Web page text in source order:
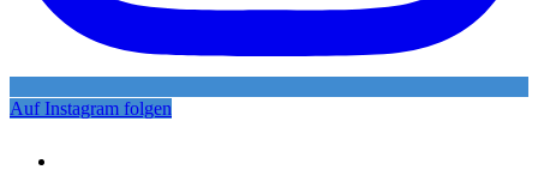
Auf Instagram folgen